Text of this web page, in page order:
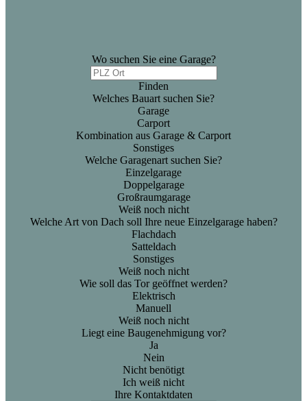
Wo suchen Sie eine Garage?
Finden
Welches Bauart suchen Sie?
Garage
Carport
Kombination aus Garage & Carport
Sonstiges
Welche Garagenart suchen Sie?
Einzelgarage
Doppelgarage
Großraumgarage
Weiß noch nicht
Welche Art von Dach soll Ihre neue Einzelgarage haben?
Flachdach
Satteldach
Sonstiges
Weiß noch nicht
Wie soll das Tor geöffnet werden?
Elektrisch
Manuell
Weiß noch nicht
Liegt eine Baugenehmigung vor?
Ja
Nein
Nicht benötigt
Ich weiß nicht
Ihre Kontaktdaten